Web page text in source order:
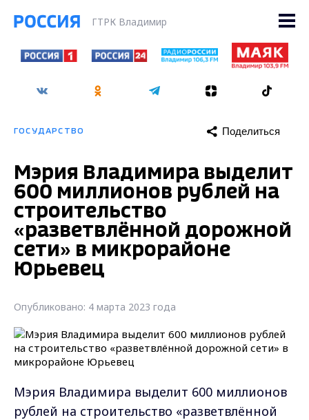
ГТРК Владимир
ГОСУДАРСТВО Поделиться
Мэрия Владимира выделит
600 миллионов рублей на
строительство
«разветвлённой дорожной
сети» в микрорайоне
Юрьевец
Опубликовано: 4 марта 2023 года
Мэрия Владимира выделит 600 миллионов
рублей на строительство «разветвлённой